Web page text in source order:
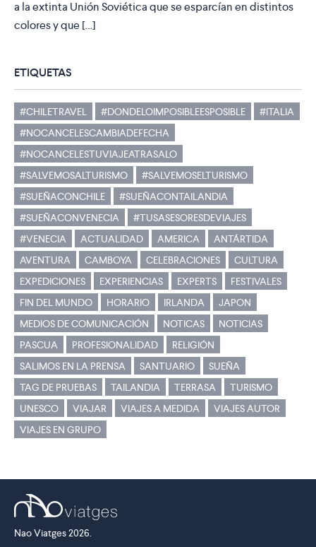
a la extinta Unión Soviética que se esparcían en distintos
colores y que […]
ETIQUETAS
#CHILETRAVEL #DONDELOIMPOSIBLEESPOSIBLE
#ITALIA
#NOCANCELESCAMBIADEFECHA
#NOCANCELESTUVIAJEATRASALO
#SALVEMOSALTURISMO
#SALVEMOSELTURISMO
#SUEÑACONCHILE
#SUEÑACONTAILANDIA
#SUEÑACONVENECIA
#TUSASESORESDEVIAJES
#VENECIA
ACTUALIDAD AMERICA
ANTÁRTIDA
AVENTURA
CAMBOYA CELEBRACIONES
CULTURA
EXPEDICIONES
EXPERIENCIAS EXPERTS
FESTIVALES
FIN DEL MUNDO
HORARIO IRLANDA
JAPON
MEDIOS DE COMUNICACIÓN
NOTICAS
NOTICIAS
PASCUA
PROFESIONALIDAD
RELIGIÓN
SALIMOS EN LA PRENSA
SANTUARIO
SUEÑA
TAG DE PRUEBAS
TAILANDIA TERRASA
TURISMO
UNESCO
VIAJAR VIAJES A MEDIDA
VIAJES AUTOR
VIAJES EN GRUPO
Nao Viatges 2026.